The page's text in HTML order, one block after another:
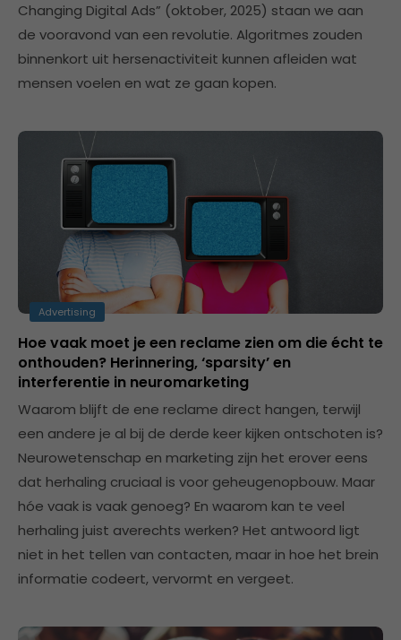
Changing Digital Ads” (oktober, 2025) staan we aan
de vooravond van een revolutie. Algoritmes zouden
binnenkort uit hersenactiviteit kunnen afleiden wat
mensen voelen en wat ze gaan kopen.
Advertising
Hoe vaak moet je een reclame zien om die écht te
onthouden? Herinnering, ‘sparsity’ en
interferentie in neuromarketing
Waarom blijft de ene reclame direct hangen, terwijl
een andere je al bij de derde keer kijken ontschoten is?
Neurowetenschap en marketing zijn het erover eens
dat herhaling cruciaal is voor geheugenopbouw. Maar
hóe vaak is vaak genoeg? En waarom kan te veel
herhaling juist averechts werken? Het antwoord ligt
niet in het tellen van contacten, maar in hoe het brein
informatie codeert, vervormt en vergeet.